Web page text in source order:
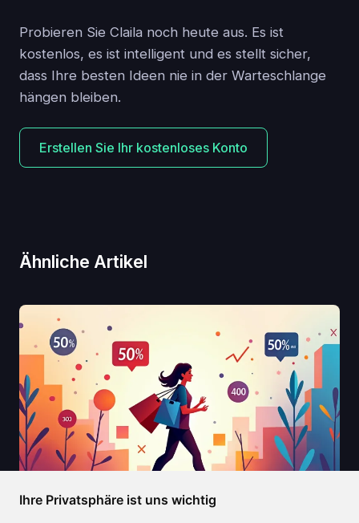
Ihre Privatsphäre ist uns wichtig
Probieren Sie Claila noch heute aus. Es ist
kostenlos, es ist intelligent und es stellt sicher,
dass Ihre besten Ideen nie in der Warteschlange
hängen bleiben.
Erstellen Sie Ihr kostenloses Konto
Ähnliche Artikel